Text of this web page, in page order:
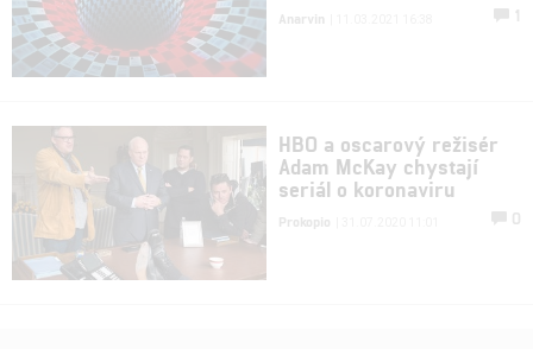
Anarvin 1
HBO a oscarový režisér
Adam McKay chystají
seriál o koronaviru
Prokopio 0